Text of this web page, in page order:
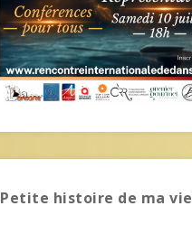
Petite histoire de ma vie